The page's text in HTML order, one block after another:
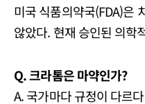
미국 식품의약국(FDA)은
않았다. 현재 승인된 의학
Q. 크라톰은 마약인가?
A. 국가마다 규정이 다르